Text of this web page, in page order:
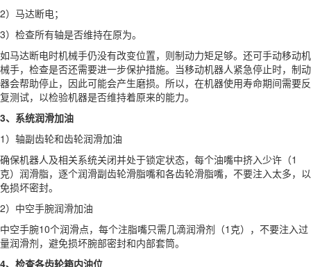
2）马达断电；
3）检查所有轴是否维持在原为。
如马达断电时机械手仍没有改变位置，则制动力矩足够。还可手动移动机
械手，检查是否还需要进一步保护措施。当移动机器人紧急停止时，制动
器会帮助停止，因此可能会产生磨损。所以，在机器使用寿命期间需要反
复测试，以检验机器是否维持着原来的能力。
3、系统润滑加油
1）轴副齿轮和齿轮润滑加油
确保机器人及相关系统关闭并处于锁定状态，每个油嘴中挤入少许（1
克）润滑脂，逐个润滑副齿轮滑脂嘴和各齿轮滑脂嘴，不要注入太多，以
免损坏密封。
2）中空手腕润滑加油
中空手腕10个润滑点，每个注脂嘴只需几滴润滑剂（1克），不要注入过
量润滑剂，避免损坏腕部密封和内部套筒。
4、检查各齿轮箱内油位